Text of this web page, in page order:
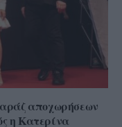
αποχωρήσεων
η Κατερίνα